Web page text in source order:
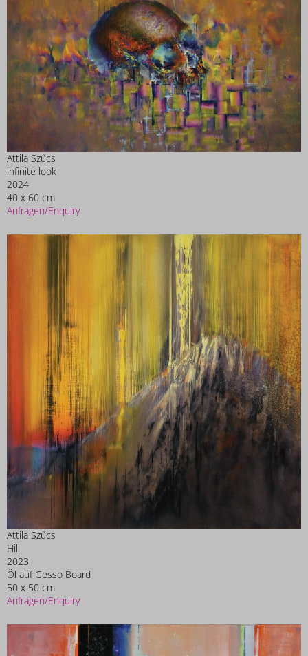
Attila Szűcs
infinite look
2024
40 x 60 cm
Anfragen/Enquiry
Attila Szűcs
Hill
2023
Öl auf Gesso Board
50 x 50 cm
Anfragen/Enquiry